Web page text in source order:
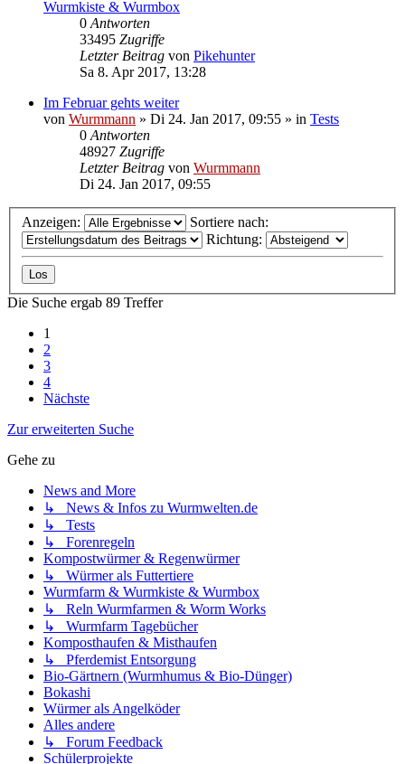
Wurmkiste & Wurmbox
0 Antworten
33495 Zugriffe
Letzter Beitrag von Pikehunter
Sa 8. Apr 2017, 13:28
Im Februar gehts weiter
von Wurmmann » Di 24. Jan 2017, 09:55 » in Tests
0 Antworten
48927 Zugriffe
Letzter Beitrag von Wurmmann
Di 24. Jan 2017, 09:55
Anzeigen:
Sortiere nach:
Richtung:
Die Suche ergab 89 Treffer
1
2
3
4
Nächste
Zur erweiterten Suche
Gehe zu
News and More
↳ News & Infos zu Wurmwelten.de
↳ Tests
↳ Forenregeln
Kompostwürmer & Regenwürmer
↳ Würmer als Futtertiere
Wurmfarm & Wurmkiste & Wurmbox
↳ Reln Wurmfarmen & Worm Works
↳ Wurmfarm Tagebücher
Komposthaufen & Misthaufen
↳ Pferdemist Entsorgung
Bio-Gärtnern (Wurmhumus & Bio-Dünger)
Bokashi
Würmer als Angelköder
Alles andere
↳ Forum Feedback
Schülerprojekte